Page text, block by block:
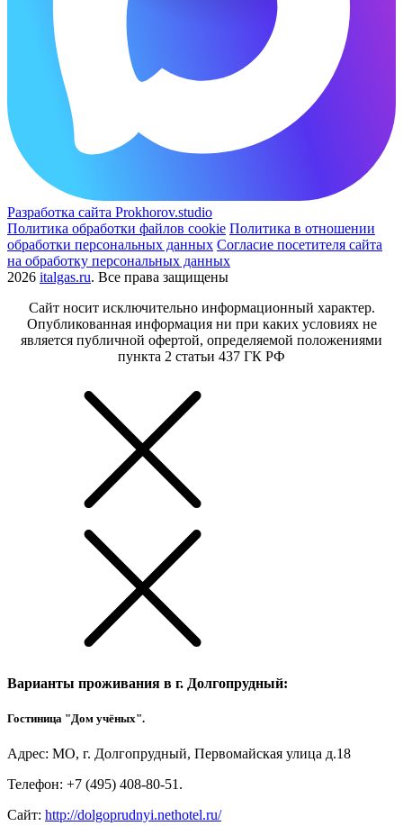
Разработка сайта Prokhorov.studio
Политика обработки файлов cookie Политика в отношении
обработки персональных данных Согласие посетителя сайта
на обработку персональных данных
2026 italgas.ru. Все права защищены
Сайт носит исключительно информационный характер.
Опубликованная информация ни при каких условиях не
является публичной офертой, определяемой положениями
пункта 2 статьи 437 ГК РФ
Варианты проживания в г. Долгопрудный:
Гостиница "Дом учёных".
Адрес: МО, г. Долгопрудный, Первомайская улица д.18
Телефон: +7 (495) 408-80-51.
Сайт: http://dolgoprudnyi.nethotel.ru/